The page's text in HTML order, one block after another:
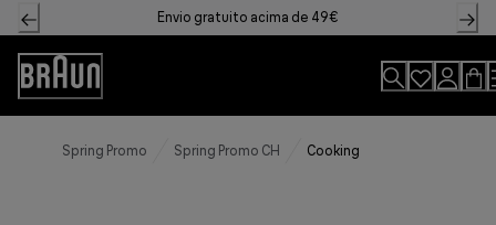
Skip
to
Content
Envio gratuito acima de 49€
Declaração
de
acessibilidade
Spring Promo Spring Promo CH Cooking